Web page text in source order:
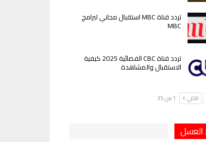
تردد قناة MBC استقبال مجاني لبرامج
MBC
تردد قناة CBC الفضائية 2025 كيفية
الاستقبال والمشاهدة
التالي 1 من 35
العسل